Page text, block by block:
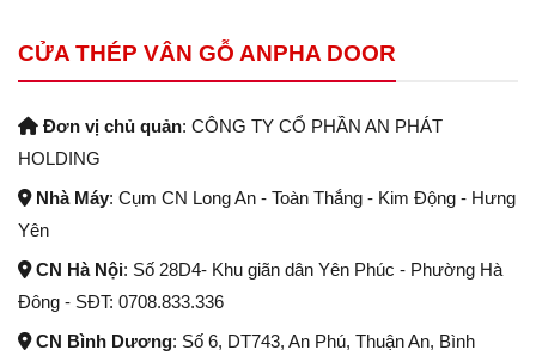
CỬA THÉP VÂN GỖ ANPHA DOOR
Đơn vị chủ quản: CÔNG TY CỔ PHẦN AN PHÁT
HOLDING
Nhà Máy: Cụm CN Long An - Toàn Thắng - Kim Động - Hưng
Yên
CN Hà Nội: Số 28D4- Khu giãn dân Yên Phúc - Phường Hà
Đông - SĐT: 0708.833.336
CN Bình Dương: Số 6, DT743, An Phú, Thuận An, Bình